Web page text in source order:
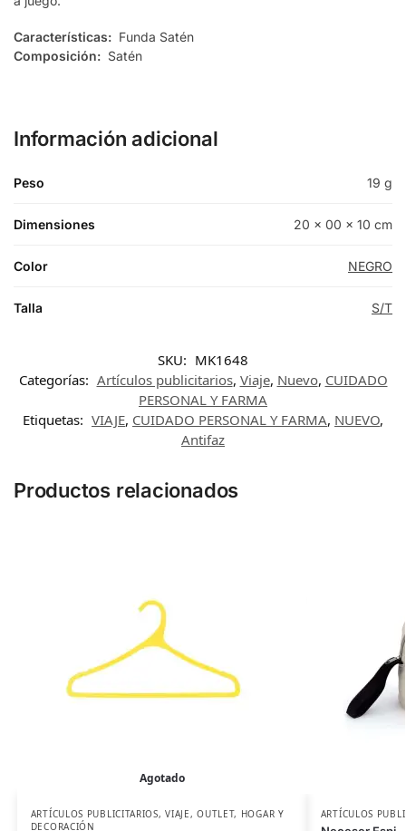
Características: Funda Satén
Composición: Satén
Información adicional
Peso 19 g
Dimensiones 20 × 00 × 10 cm
Color NEGRO
Talla S/T
SKU: MK1648
Categorías: Artículos publicitarios, Viaje, Nuevo, CUIDADO
PERSONAL Y FARMA
Etiquetas: VIAJE, CUIDADO PERSONAL Y FARMA, NUEVO,
Antifaz
Productos relacionados
Agotado
ARTÍCULOS PUBLICITARIOS,VIAJE,OUTLET, HOGAR Y
DECORACIÓN
ARTÍCULOS